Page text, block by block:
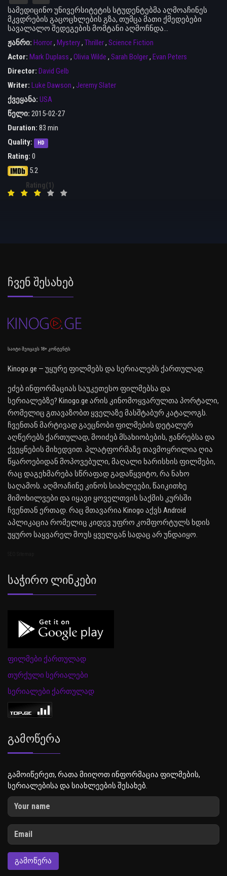
სამედიცინო უნივერსიტეტის სტუდენტებმა აღმოაჩინეს
მკვდრების გაცოცხლების გზა, თუმცა მათი ქმედებები
სავალალო შედეგების მომტანი აღმოჩნდა...
ჟანრი: Horror, Mystery, Thriller, Science Fiction
Actor: Mark Duplass , Olivia Wilde , Sarah Bolger, Evan Peters
Director: David Gelb
Writer: Luke Dawson , Jeremy Slater
ქვეყანა: USA
წელი: 2015-02-27
Duration: 83 min
Quality:
HD
Rating: 0
5.2
Rating(1)
Ჩვენ Შესახებ
საიტი შეიცავს 18+ კონტენტს
Kinogo.ge — უყურე ფილმებს და სერიალებს ქართულად.
ეძებ ინფორმაციას საუკეთესო ფილმებსა და
სერიალებზე? Kinogo.ge არის კინომოყვარულთა პორტალი,
რომელიც გთავაზობთ ყველაზე მასშტაბურ კატალოგს.
ჩვენთან მარტივად გაეცნობი ფილმების დეტალურ
აღწერებს ქართულად, მოიძებ მსახიობების, ჟანრებსა და
ქვეყნების მიხედვით. პლატფორმაზე თავმოყრილია ღია
წყაროებიდან მოპოვებული, მაღალი ხარისხის ფილმები,
რაც დაგეხმარება სწრაფად გადაწყვიტო, რა ნახო
საღამოს. აღმოაჩინე კინოს სიახლეები, წაიკითხე
მიმოხილვები და იყავი ყოველთვის საქმის კურსში
ჩვენთან ერთად. რაც მთავარია Kinogo აქვს Android
აპლიკაცია რომელიც კიდევ უფრო კომფორტულს ხდის
უყურო საყვარელ შოუს ყველგან სადაც არ უნდაიყო.
Საჭირო Ლინკები
ფილმები ქართულად
თურქული სერიალები
სერიალები ქართულად
Გამოწერა
გამოიწერეთ, რათა მიიღოთ ინფორმაცია ფილმების,
სერიალებისა და სიახლეების შესახებ.
ᲒᲐᲛᲝᲬᲔᲠᲐ